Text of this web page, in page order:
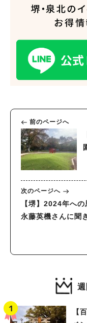
前のページへ
次のページへ
【堺】2024年への
永藤英機さんに聞
【